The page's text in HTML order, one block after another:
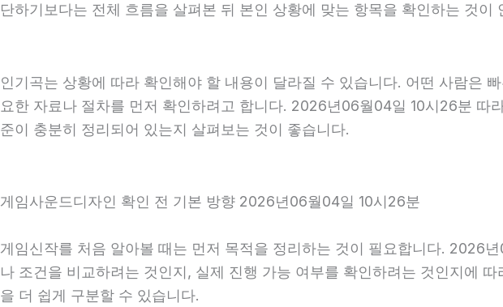
단하기보다는 전체 흐름을 살펴본 뒤 본인 상황에 맞는 항목을 확인하는 것이
인기곡는 상황에 따라 확인해야 할 내용이 달라질 수 있습니다. 어떤 사람은
요한 자료나 절차를 먼저 확인하려고 합니다. 2026년06월04일 10시26분 따
준이 충분히 정리되어 있는지 살펴보는 것이 좋습니다.
게임사운드디자인 확인 전 기본 방향 2026년06월04일 10시26분
게임신작를 처음 알아볼 때는 먼저 목적을 정리하는 것이 필요합니다. 2026
나 조건을 비교하려는 것인지, 실제 진행 가능 여부를 확인하려는 것인지에
을 더 쉽게 구분할 수 있습니다.